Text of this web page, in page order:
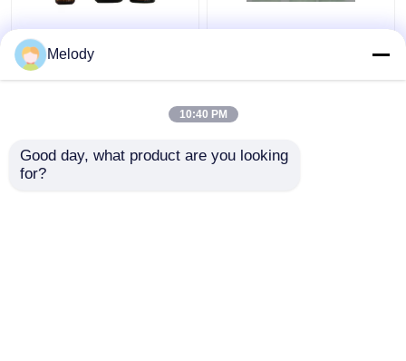
Amber Colored
Essential Oil Glass met
100ml en bouteille
Le vert a coloré le verre
réducteur et le
chapeau d'orifice
Melody
10:40 PM
Good day, what product are you looking
for?